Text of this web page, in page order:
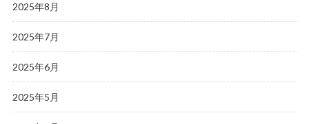
2025年8月
2025年7月
2025年6月
2025年5月